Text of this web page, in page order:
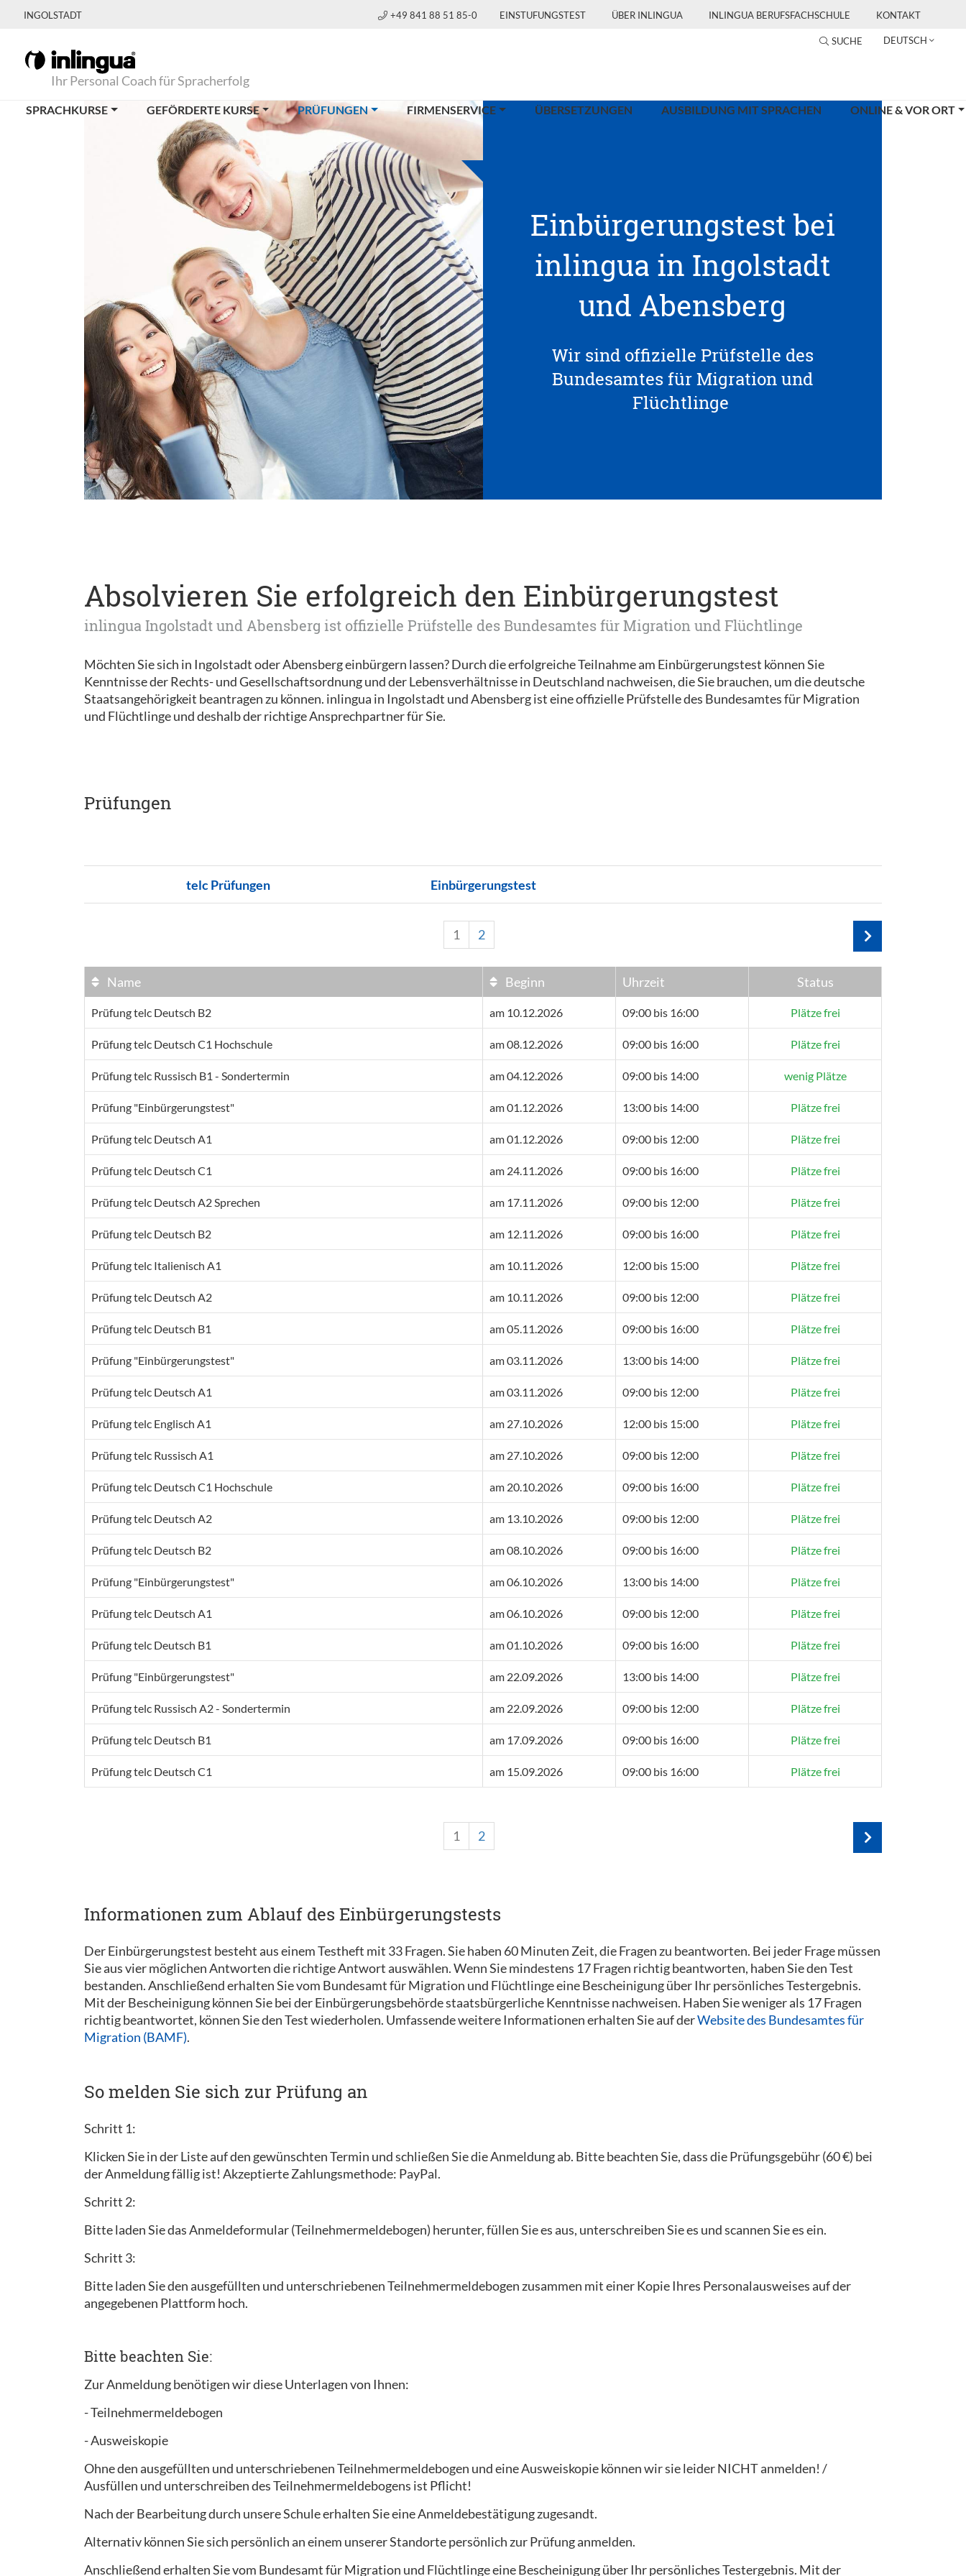
INGOLSTADT +49 841 88 51 85-0 EINSTUFUNGSTEST ÜBER INLINGUA INLINGUA BERUFSFACHSCHULE KONTAKT
SUCHE DEUTSCH
Ihr Personal Coach für Spracherfolg
SPRACHKURSE GEFÖRDERTE KURSE PRÜFUNGEN(CURRENT)FIRMENSERVICE ÜBERSETZUNGEN AUSBILDUNG MIT SPRACHEN ONLINE & VOR ORT
Einbürgerungstest bei
inlingua in Ingolstadt
und Abensberg
Wir sind offizielle Prüfstelle des
Bundesamtes für Migration und
Flüchtlinge
Absolvieren Sie erfolgreich den Einbürgerungstest
inlingua Ingolstadt und Abensberg ist offizielle Prüfstelle des Bundesamtes für Migration und Flüchtlinge
Möchten Sie sich in Ingolstadt oder Abensberg einbürgern lassen? Durch die erfolgreiche Teilnahme am Einbürgerungstest können Sie
Kenntnisse der Rechts- und Gesellschaftsordnung und der Lebensverhältnisse in Deutschland nachweisen, die Sie brauchen, um die deutsche
Staatsangehörigkeit beantragen zu können. inlingua in Ingolstadt und Abensberg ist eine offizielle Prüfstelle des Bundesamtes für Migration
und Flüchtlinge und deshalb der richtige Ansprechpartner für Sie.
Prüfungen
telc Prüfungen Einbürgerungstest
1 2
Name Beginn Uhrzeit Status
Prüfung telc Deutsch B2 am 10.12.2026 09:00 bis 16:00 Plätze frei
Prüfung telc Deutsch C1 Hochschule am 08.12.2026 09:00 bis 16:00 Plätze frei
Prüfung telc Russisch B1 - Sondertermin am 04.12.2026 09:00 bis 14:00 wenig Plätze
Prüfung "Einbürgerungstest" am 01.12.2026 13:00 bis 14:00 Plätze frei
Prüfung telc Deutsch A1 am 01.12.2026 09:00 bis 12:00 Plätze frei
Prüfung telc Deutsch C1 am 24.11.2026 09:00 bis 16:00 Plätze frei
Prüfung telc Deutsch A2 Sprechen am 17.11.2026 09:00 bis 12:00 Plätze frei
Prüfung telc Deutsch B2 am 12.11.2026 09:00 bis 16:00 Plätze frei
Prüfung telc Italienisch A1 am 10.11.2026 12:00 bis 15:00 Plätze frei
Prüfung telc Deutsch A2 am 10.11.2026 09:00 bis 12:00 Plätze frei
Prüfung telc Deutsch B1 am 05.11.2026 09:00 bis 16:00 Plätze frei
Prüfung "Einbürgerungstest" am 03.11.2026 13:00 bis 14:00 Plätze frei
Prüfung telc Deutsch A1 am 03.11.2026 09:00 bis 12:00 Plätze frei
Prüfung telc Englisch A1 am 27.10.2026 12:00 bis 15:00 Plätze frei
Prüfung telc Russisch A1 am 27.10.2026 09:00 bis 12:00 Plätze frei
Prüfung telc Deutsch C1 Hochschule am 20.10.2026 09:00 bis 16:00 Plätze frei
Prüfung telc Deutsch A2 am 13.10.2026 09:00 bis 12:00 Plätze frei
Prüfung telc Deutsch B2 am 08.10.2026 09:00 bis 16:00 Plätze frei
Prüfung "Einbürgerungstest" am 06.10.2026 13:00 bis 14:00 Plätze frei
Prüfung telc Deutsch A1 am 06.10.2026 09:00 bis 12:00 Plätze frei
Prüfung telc Deutsch B1 am 01.10.2026 09:00 bis 16:00 Plätze frei
Prüfung "Einbürgerungstest" am 22.09.2026 13:00 bis 14:00 Plätze frei
Prüfung telc Russisch A2 - Sondertermin am 22.09.2026 09:00 bis 12:00 Plätze frei
Prüfung telc Deutsch B1 am 17.09.2026 09:00 bis 16:00 Plätze frei
Prüfung telc Deutsch C1 am 15.09.2026 09:00 bis 16:00 Plätze frei
1 2
Informationen zum Ablauf des Einbürgerungstests
Der Einbürgerungstest besteht aus einem Testheft mit 33 Fragen. Sie haben 60 Minuten Zeit, die Fragen zu beantworten. Bei jeder Frage müssen
Sie aus vier möglichen Antworten die richtige Antwort auswählen. Wenn Sie mindestens 17 Fragen richtig beantworten, haben Sie den Test
bestanden. Anschließend erhalten Sie vom Bundesamt für Migration und Flüchtlinge eine Bescheinigung über Ihr persönliches Testergebnis.
Mit der Bescheinigung können Sie bei der Einbürgerungsbehörde staatsbürgerliche Kenntnisse nachweisen. Haben Sie weniger als 17 Fragen
richtig beantwortet, können Sie den Test wiederholen. Umfassende weitere Informationen erhalten Sie auf derWebsite des Bundesamtes für
Migration (BAMF).
So melden Sie sich zur Prüfung an
Schritt 1:
Klicken Sie in der Liste auf den gewünschten Termin und schließen Sie die Anmeldung ab. Bitte beachten Sie, dass die Prüfungsgebühr (60 €) bei
der Anmeldung fällig ist! Akzeptierte Zahlungsmethode: PayPal.
Schritt 2:
Bitte laden Sie das Anmeldeformular (Teilnehmermeldebogen) herunter, füllen Sie es aus, unterschreiben Sie es und scannen Sie es ein.
Schritt 3:
Bitte laden Sie den ausgefüllten und unterschriebenen Teilnehmermeldebogen zusammen mit einer Kopie Ihres Personalausweises auf der
angegebenen Plattform hoch.
Bitte beachten Sie:
Zur Anmeldung benötigen wir diese Unterlagen von Ihnen:
- Teilnehmermeldebogen
- Ausweiskopie
Ohne den ausgefüllten und unterschriebenen Teilnehmermeldebogen und eine Ausweiskopie können wir sie leider NICHT anmelden! /
Ausfüllen und unterschreiben des Teilnehmermeldebogens ist Pflicht!
Nach der Bearbeitung durch unsere Schule erhalten Sie eine Anmeldebestätigung zugesandt.
Alternativ können Sie sich persönlich an einem unserer Standorte persönlich zur Prüfung anmelden.
Anschließend erhalten Sie vom Bundesamt für Migration und Flüchtlinge eine Bescheinigung über Ihr persönliches Testergebnis. Mit der